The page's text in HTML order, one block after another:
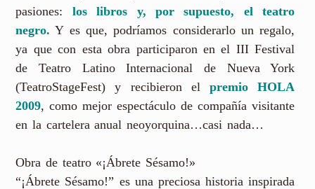
pasiones: los libros y, por supuesto, el teatro
negro. Y es que, podríamos considerarlo un regalo,
ya que con esta obra participaron en el III Festival
de Teatro Latino Internacional de Nueva York
(TeatroStageFest) y recibieron elpremio HOLA
2009, como mejor espectáculo de compañía visitante
en la cartelera anual neoyorquina…casi nada…
Obra de teatro «¡Ábrete Sésamo!»
“¡Ábrete Sésamo!” es una preciosa historia inspirada